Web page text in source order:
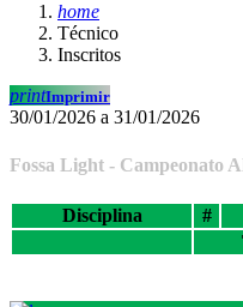
home
Técnico
Inscritos
printImprimir
30/01/2026 a 31/01/2026
Fossa Light - Campeonato
Disciplina #